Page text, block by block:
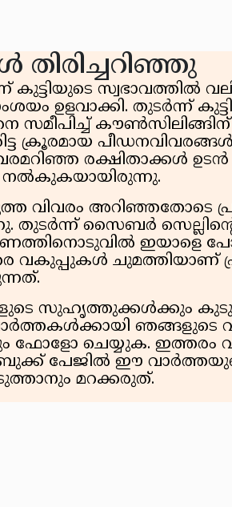
തിരിച്ചറിഞ്ഞു
സ്വഭാവത്തിൽ
ഉളവാക്കി. തുടർന്ന്
സമീപിച്ച്
ക്രൂരമായ
രക്ഷിതാക്കൾ
നൽകുകയായിരുന്നു.
വിവരം അറിഞ്ഞതോടെ
തുടർന്ന് സൈബർ
ഇയാളെ
വകുപ്പുകൾ ചുമത്തിയാണ്
സുഹൃത്തുക്കൾക്കും
ഞങ്ങളുടെ
ചെയ്യുക. ഇത്തരം
പേജിൽ ഈ വാർത്തയുടെ
മറക്കരുത്.